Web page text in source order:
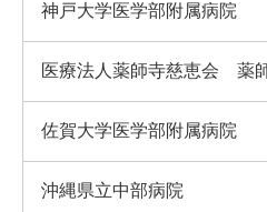
神戸大学医学部附属病院
医療法人薬師寺慈恵会 薬
佐賀大学医学部附属病院
沖縄県立中部病院